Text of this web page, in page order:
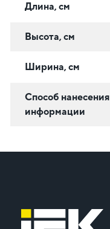
Длина, см
Высота, см
Ширина, см
Способ нанесения
информации